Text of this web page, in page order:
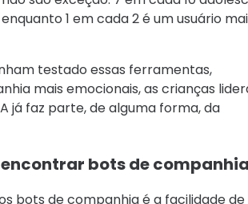
enquanto 1 em cada 2 é um usuário
testado essas ferramentas,
mais emocionais, as crianças
já faz parte, de alguma forma, da
bots de
bots de companhia é a facilidade de